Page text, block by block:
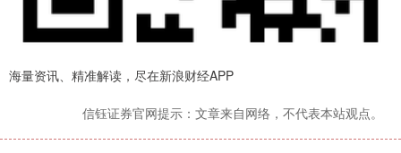
海量资讯、精准解读，尽在新浪财经APP
信钰证券官网提示：文章来自网络，不代表本站观点。